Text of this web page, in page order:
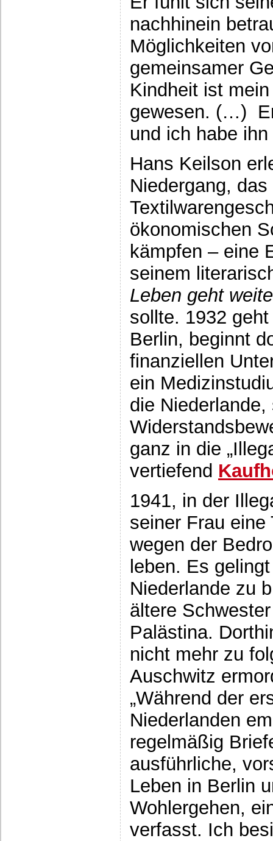
nachhinein
Möglichkeiten
gemeinsamer
Kindheit ist
gewesen. (…)
und ich habe
Hans Keilson
Niedergang,
ökonomischen
kämpfen – eine
seinem
Leben geht
sollte. 1932
Berlin, beginnt
finanziellen
ein
die
ganz in die
vertiefend
1941, in der
seiner Frau eine
wegen der
leben. Es
Niederlande zu
ältere
Palästina.
nicht mehr zu
Auschwitz
„Während der
Niederlanden
regelmäßig
ausführliche,
Leben in Berlin
Wohlergehen,
verfasst. Ich